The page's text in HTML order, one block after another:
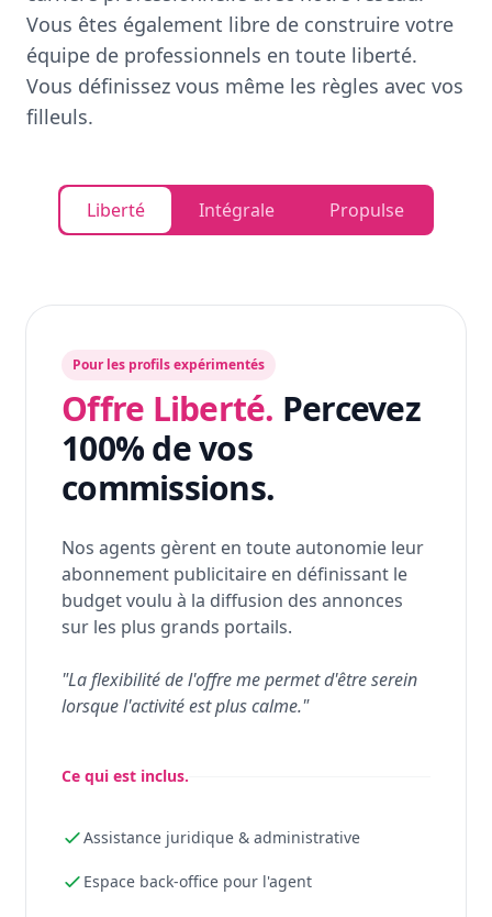
Vous êtes également libre de construire votre
équipe de professionnels en toute liberté.
Vous définissez vous même les règles avec vos
filleuls.
Liberté Intégrale Propulse
Pour les profils expérimentés
Offre Liberté. Percevez
100% de vos
commissions.
Nos agents gèrent en toute autonomie leur
abonnement publicitaire en définissant le
budget voulu à la diffusion des annonces
sur les plus grands portails.
"La flexibilité de l'offre me permet d'être serein
lorsque l'activité est plus calme."
Ce qui est inclus.
Assistance juridique & administrative
Espace back-office pour l'agent